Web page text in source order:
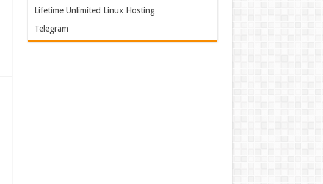
Lifetime Unlimited Linux Hosting
Telegram